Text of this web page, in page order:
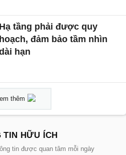
Hạ tầng phải được quy
hoạch, đảm bảo tầm nhìn
hạn
thêm
TIN HỮU ÍCH
tin được quan tâm mỗi ngày